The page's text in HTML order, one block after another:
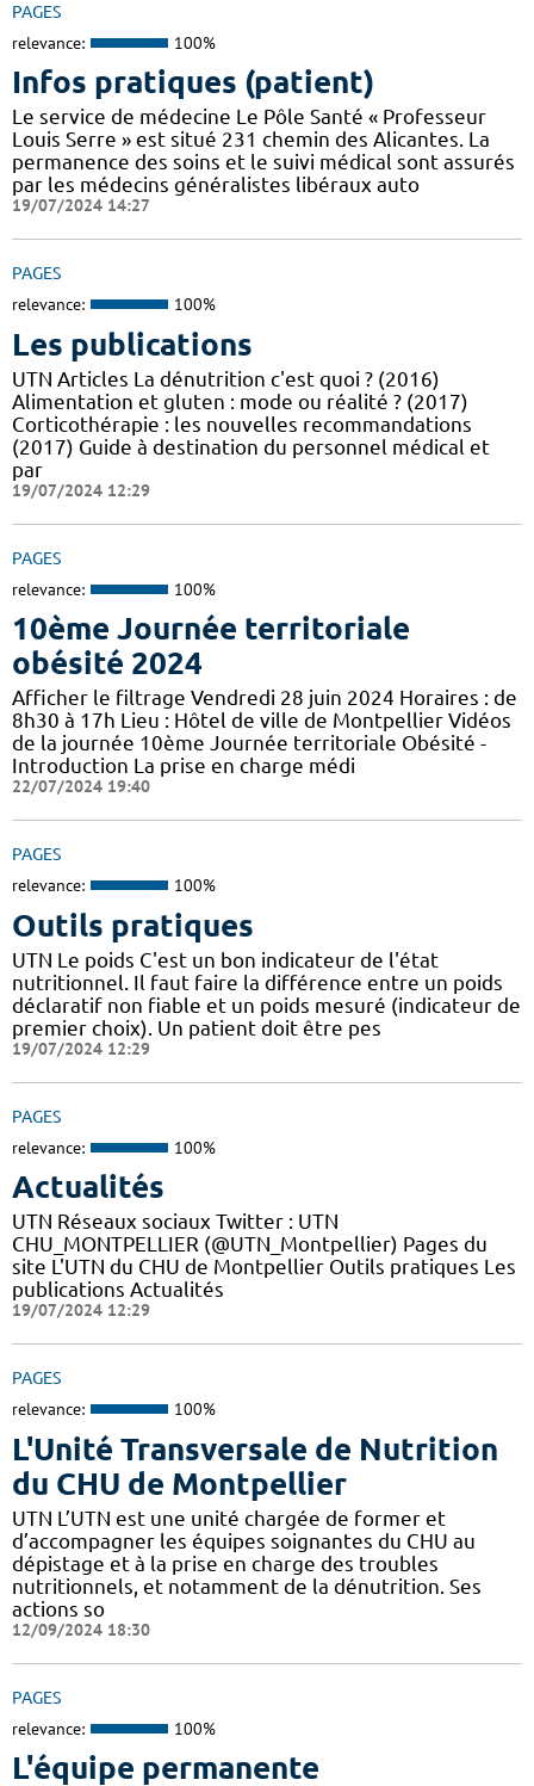
PAGES
relevance: 100%
Infos pratiques (patient)
Le service de médecine Le Pôle Santé « Professeur
Louis Serre » est situé 231 chemin des Alicantes. La
permanence des soins et le suivi médical sont assurés
par les médecins généralistes libéraux auto
19/07/2024 14:27
PAGES
relevance: 100%
Les publications
UTN Articles La dénutrition c'est quoi ? (2016)
Alimentation et gluten : mode ou réalité ? (2017)
Corticothérapie : les nouvelles recommandations
(2017) Guide à destination du personnel médical et
par
19/07/2024 12:29
PAGES
relevance: 100%
10ème Journée territoriale
obésité 2024
Afficher le filtrage Vendredi 28 juin 2024 Horaires : de
8h30 à 17h Lieu : Hôtel de ville de Montpellier Vidéos
de la journée 10ème Journée territoriale Obésité -
Introduction La prise en charge médi
22/07/2024 19:40
PAGES
relevance: 100%
Outils pratiques
UTN Le poids C'est un bon indicateur de l'état
nutritionnel. Il faut faire la différence entre un poids
déclaratif non fiable et un poids mesuré (indicateur de
premier choix). Un patient doit être pes
19/07/2024 12:29
PAGES
relevance: 100%
Actualités
UTN Réseaux sociaux Twitter : UTN
CHU_MONTPELLIER (@UTN_Montpellier) Pages du
site L'UTN du CHU de Montpellier Outils pratiques Les
publications Actualités
19/07/2024 12:29
PAGES
relevance: 100%
L'Unité Transversale de Nutrition
du CHU de Montpellier
UTN L’UTN est une unité chargée de former et
d’accompagner les équipes soignantes du CHU au
dépistage et à la prise en charge des troubles
nutritionnels, et notamment de la dénutrition. Ses
actions so
12/09/2024 18:30
PAGES
relevance: 100%
L'équipe permanente